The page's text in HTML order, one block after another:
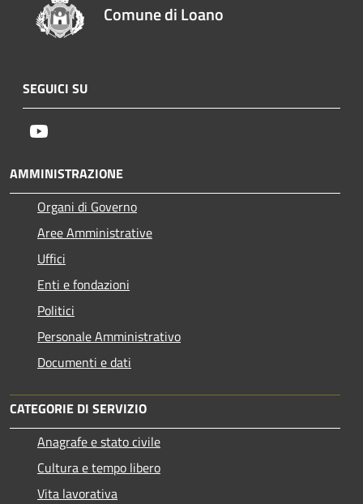
Comune di Loano
SEGUICI SU
AMMINISTRAZIONE
Organi di Governo
Aree Amministrative
Uffici
Enti e fondazioni
Politici
Personale Amministrativo
Documenti e dati
CATEGORIE DI SERVIZIO
Anagrafe e stato civile
Cultura e tempo libero
Vita lavorativa